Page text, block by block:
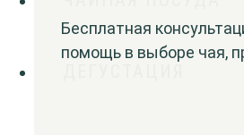
Бесплатная
помощь в выборе чая,